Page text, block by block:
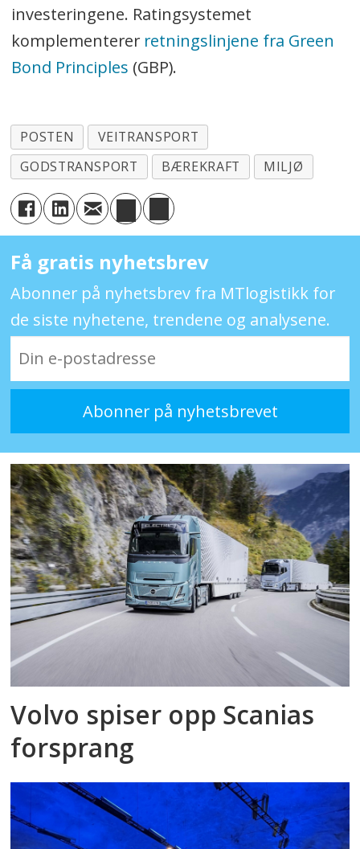
investeringene. Ratingsystemet
komplementerer retningslinjene fra Green
Bond Principles (GBP).
POSTEN
VEITRANSPORT
GODSTRANSPORT
BÆREKRAFT MILJØ
Få gratis nyhetsbrev
Abonner på nyhetsbrev fra MTlogistikk for
de siste nyhetene, trendene og analysene.
Volvo spiser opp Scanias
forsprang